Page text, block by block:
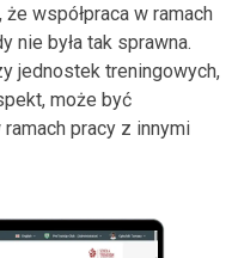
współpraca w ramach
nie była tak sprawna.
jednostek treningowych,
może być
pracy z innymi